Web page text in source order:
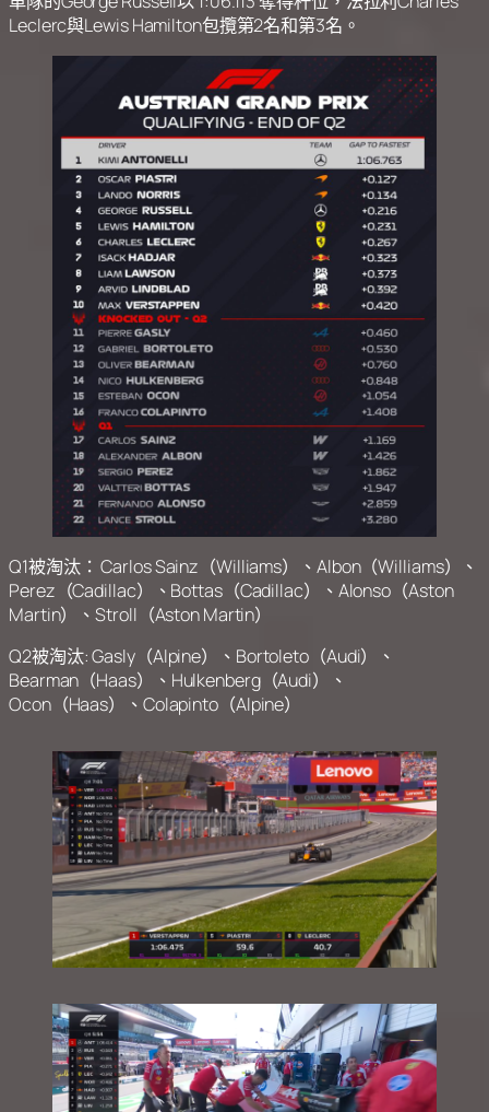
Leclerc與Lewis Hamilton包攬第2名和第3名。
Q1被淘汰： Carlos Sainz（Williams）、Albon（Williams）、
Perez（Cadillac）、Bottas（Cadillac）、Alonso（Aston
Martin）、Stroll（Aston Martin）
Q2被淘汰: Gasly（Alpine）、Bortoleto（Audi）、
Bearman（Haas）、Hulkenberg（Audi）、
Ocon（Haas）、Colapinto（Alpine）